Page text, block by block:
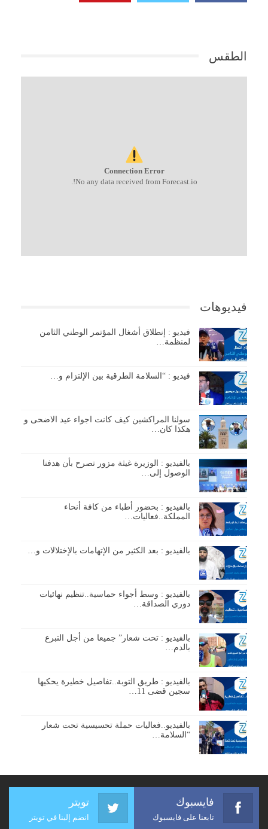
الطقس
Connection Error
No any data received from Forecast.io!.
فيديوهات
فيديو : إنطلاق أشغال المؤتمر الوطني الثامن
لمنظمة…
فيديو : “السلامة الطرقية بين الإلتزام و…
سولنا المراكشين كيف كانت اجواء عيد الاضحى و
هكذا كان…
بالفيديو : الوزيرة غيثة مزور تصرح بأن هدفنا
الوصول إلى…
بالفيديو : بحضور أطباء من كافة أنحاء
المملكة..فعاليات…
بالفيديو : بعد الكثير من الإتهامات بالإختلالات و…
بالفيديو : وسط أجواء حماسية..تنظيم نهائيات
دوري الصداقة…
بالفيديو : تحت شعار” جميعا من أجل التبرع
بالدم…
بالفيديو : طريق التوبة..تفاصيل خطيرة يحكيها
سجين قضى 11…
بالفيديو..فعاليات حملة تحسيسية تحت شعار
“السلامة…
فايسبوك
تابعنا على فايسبوك
تويتر
انضم إلينا في تويتر